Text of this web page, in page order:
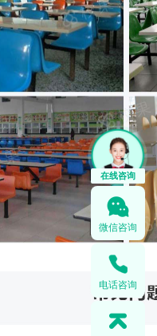
微信咨询
电话咨询